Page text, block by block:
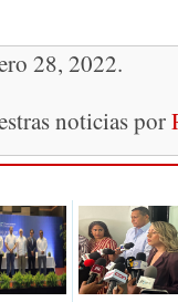
28, 2022.
noticias por